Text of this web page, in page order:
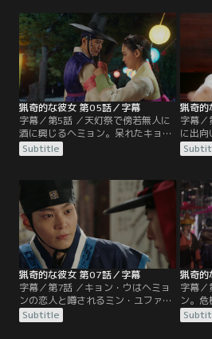
先、王宮の塀を乗り越える現場を目
撃。ヘミョンは罰を与えられる。し
かし指輪を諦めきれないヘミョンは
懲りずに王宮を抜け出し、キョン・
ウと共に悪徳高利貸しの営む質屋に
潜入。
呼ばわ
キョ
キョ
るダ
び会う
然現
猟奇的な彼女 第05話／字幕
字幕／第5話 ／天灯祭で傍若無人に
酒に興じるヘミョン。呆れたキョ
ン・ウは、祭りの雑踏の中、彼女を
置き去りにしてしまう。そこへ、以
より、ヘミョンは捕らえられてしま
う。消えたヘミョンをめぐり、カン
従事官はキョン・ウを責めるが、そ
んな中、王様のもとに不吉な内容の
落とし文が。ヘミョンに恨みのある
高利貸しであったが…。
Subtitle
猟奇
字幕／
に出向
るヘミ
た、ヘ
方、
官で
落とし
してそ
てしま
理由
猟奇的な彼女 第07話／字幕
字幕／第7話 ／キョン・ウはヘミョ
ンの恋人と噂されるミン・ユファン
という役人の存在が気になりつつ
も、軟禁中の彼女を気にかけ、好物
Subtitle
猟奇
字幕／
ン。
官だっ
出した